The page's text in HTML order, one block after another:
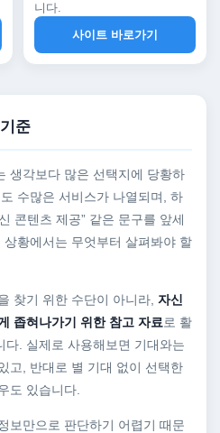
니다.
사이트 바로가기
준
생각보다 많은 선택지에 당황하
수많은 서비스가 나열되며, 하
콘텐츠 제공” 같은 문구를 앞세
황에서는 무엇부터 살펴봐야 할
찾기 위한 수단이 아니라, 자신
좁혀나가기 위한 참고 자료로 활
다. 실제로 사용해보면 기대와는
고, 반대로 별 기대 없이 선택한
도 있습니다.
보만으로 판단하기 어렵기 때문